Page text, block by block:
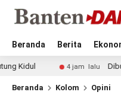
Beranda Berita
4 jam lalu Dibuka Wagub
Beranda Kolom Opini